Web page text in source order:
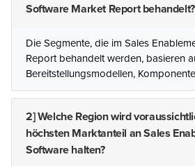
Software Market Report behandelt?
Die Segmente, die im Sales
Report behandelt werden, basieren
Bereitstellungsmodellen,
2] Welche Region wird
höchsten Marktanteil an Sales
Software halten?